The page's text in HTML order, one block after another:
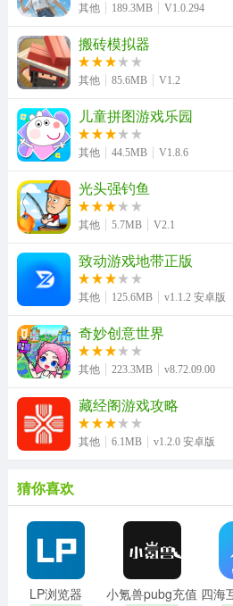
其他 189.3MB V1.0.294
搬砖模拟器
其他 85.6MB V1.2
儿童拼图游戏乐园
其他 44.5MB V1.8.6
光头强钓鱼
其他 5.7MB V2.1
致动游戏地带正版
其他 125.6MB v1.1.2 安卓版
奇妙创意世界
其他 223.3MB v8.72.09.00
藏经阁游戏攻略
其他 6.1MB v1.2.0 安卓版
猜你喜欢
LP浏览器
小氪兽pubg充值